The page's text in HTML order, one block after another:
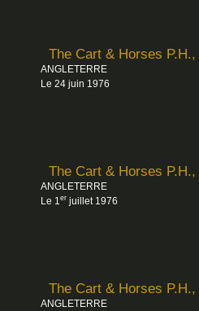
The Cart & Horses
ANGLETERRE
Le 24 juin 1976
The Cart & Horses
ANGLETERRE
Le 1er juillet 1976
The Cart & Horses
ANGLETERRE